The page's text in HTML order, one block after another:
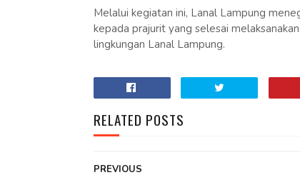
Melalui kegiatan ini, Lanal Lampung
kepada prajurit yang selesai
lingkungan Lanal Lampung.
RELATED POSTS
PREVIOUS